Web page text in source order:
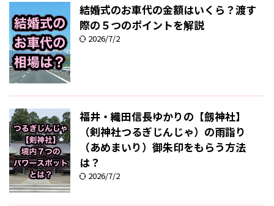
結婚式のお車代の金額はいくら？渡す
際の５つのポイントを解説
2026/7/2
福井・織田信長ゆかりの【劔神社】
（剣神社つるぎじんじゃ）の雨詣り
（あめまいり）御朱印をもらう方法
は？
2026/7/2